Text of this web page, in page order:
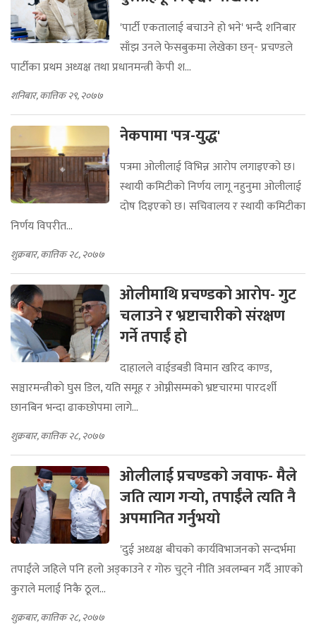
'पार्टी एकतालाई बचाउने हो भने' भन्दै शनिबार
साँझ उनले फेसबुकमा लेखेका छन्- प्रचण्डले
पार्टीका प्रथम अध्यक्ष तथा प्रधानमन्त्री केपी श...
शनिबार, कात्तिक २९, २०७७
नेकपामा 'पत्र-युद्ध'
पत्रमा ओलीलाई विभिन्न आरोप लगाइएको छ।
स्थायी कमिटीको निर्णय लागू नहुनुमा ओलीलाई
दोष दिइएको छ। सचिवालय र स्थायी कमिटीका
निर्णय विपरीत...
शुक्रबार, कात्तिक २८, २०७७
ओलीमाथि प्रचण्डको आरोप- गुट
चलाउने र भ्रष्टाचारीको संरक्षण
गर्ने तपाईं हो
दाहालले वाईडबडी विमान खरिद काण्ड,
सञ्चारमन्त्रीकाे घुस डिल, यति समूह र ओम्नीसम्मकाे भ्रष्टचारमा पारदर्शी
छानबिन भन्दा ढाकछाेपमा लागे...
शुक्रबार, कात्तिक २८, २०७७
ओलीलाई प्रचण्डको जवाफ- मैले
जति त्याग गर्‍यो, तपाईंले त्यति नै
अपमानित गर्नुभयो
'दुई अध्यक्ष बीचको कार्यविभाजनको सन्दर्भमा
तपाईंले जहिले पनि हलो अड्काउने र गोरु चुट्ने नीति अवलम्बन गर्दै आएको
कुराले मलाई निकै ठूल...
शुक्रबार, कात्तिक २८, २०७७